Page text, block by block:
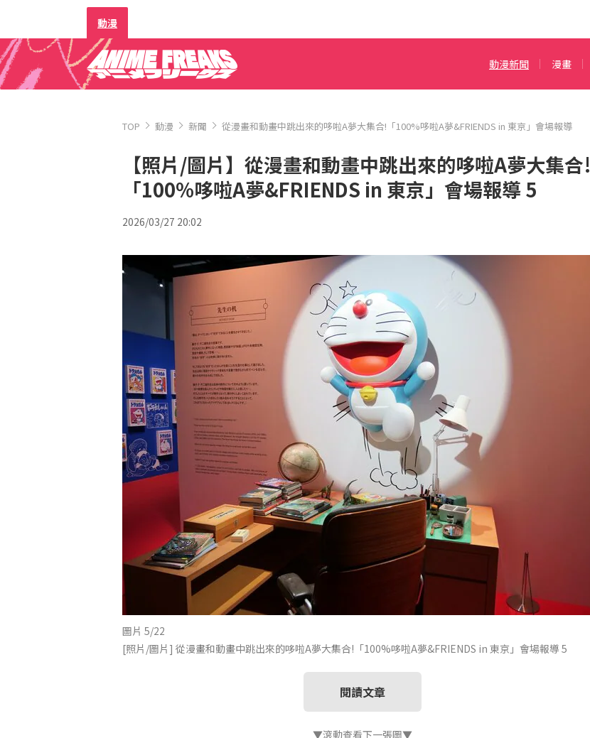
動漫
動漫新聞 漫畫
TOP 動漫 新聞 從漫畫和動畫中跳出來的哆啦A夢大集合!「100%哆啦A夢&FRIENDS in 東京」會場報導
【照片/圖片】從漫畫和動畫中跳出來的哆啦A夢大集合!
「100%哆啦A夢&FRIENDS in 東京」會場報導 5
2026/03/27 20:02
圖片 5/22
[照片/圖片] 從漫畫和動畫中跳出來的哆啦A夢大集合!「100%哆啦A夢&FRIENDS in 東京」會場報導 5
閱讀文章
▼滾動查看下一張圖▼